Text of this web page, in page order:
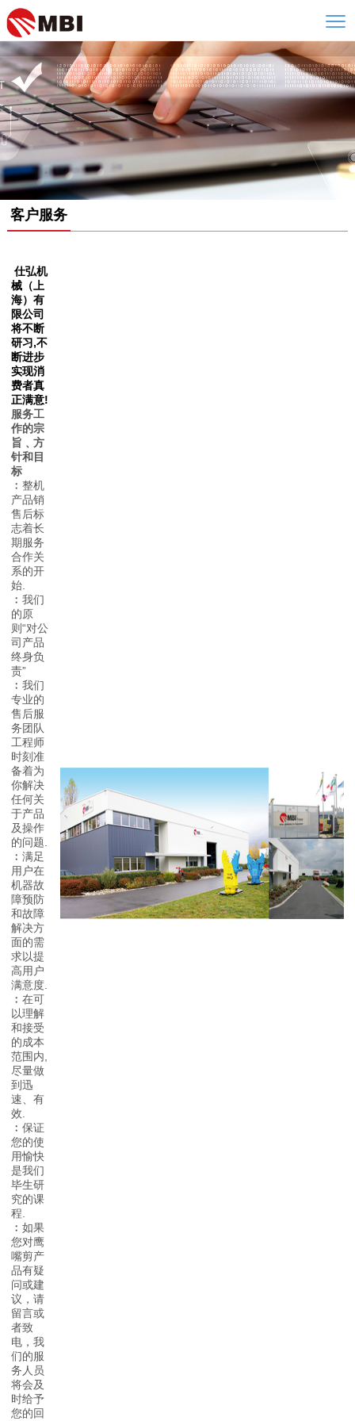
客户服务
仕弘机
械（上
海）有
限公司
将不断
研习,不
断进步
实现消
费者真
正满意!
服务工
作的宗
旨﹑方
针和目
标
﹕ 整机
产品销
售后标
志着长
期服务
合作关
系的开
始.
﹕ 我们
的原
则“对公
司产品
终身负
责”
﹕ 我们
专业的
售后服
务团队
工程师
时刻准
备着为
你解决
任何关
于产品
及操作
的问题.
﹕ 满足
用户在
机器故
障预防
和故障
解决方
面的需
求以提
高用户
满意度.
﹕ 在可
以理解
和接受
的成本
范围内,
尽量做
到迅
速、有
效.
﹕ 保证
您的使
用愉快
是我们
毕生研
究的课
程.
﹕ 如果
您对鹰
嘴剪产
品有疑
问或建
议，请
留言或
者致
电，我
们的服
务人员
将会及
时给予
您的回